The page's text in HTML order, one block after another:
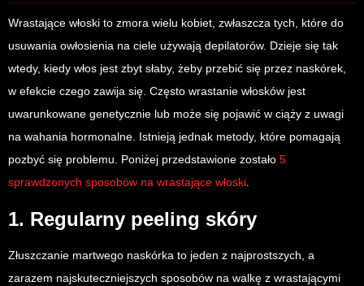
Wrastające włoski to zmora wielu kobiet, zwłaszcza tych, które do
usuwania owłosienia na ciele używają depilatorów. Dzieje się tak
wtedy, kiedy włos jest zbyt słaby, żeby przebić się przez naskórek,
w efekcie czego zawija się. Często wrastanie włosków jest
uwarunkowane genetycznie lub może się pojawić w ciąży z uwagi
na wahania hormonalne. Istnieją jednak metody, które pomagają
pozbyć się problemu. Poniżej przedstawione zostało 5
sprawdzonych sposobów na wrastające włoski
1. Regularny peeling skóry
Złuszczanie martwego naskórka to jeden z najprostszych, a
zarazem najskuteczniejszych sposobów na walkę z wrastającymi